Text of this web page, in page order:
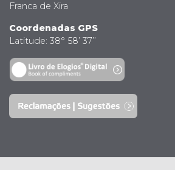
Franca de Xira
Coordenadas GPS
Latitude: 38° 58’ 37’’